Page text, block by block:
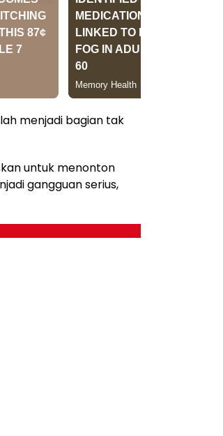
menjadi bagian tak
untuk menonton
gangguan serius,